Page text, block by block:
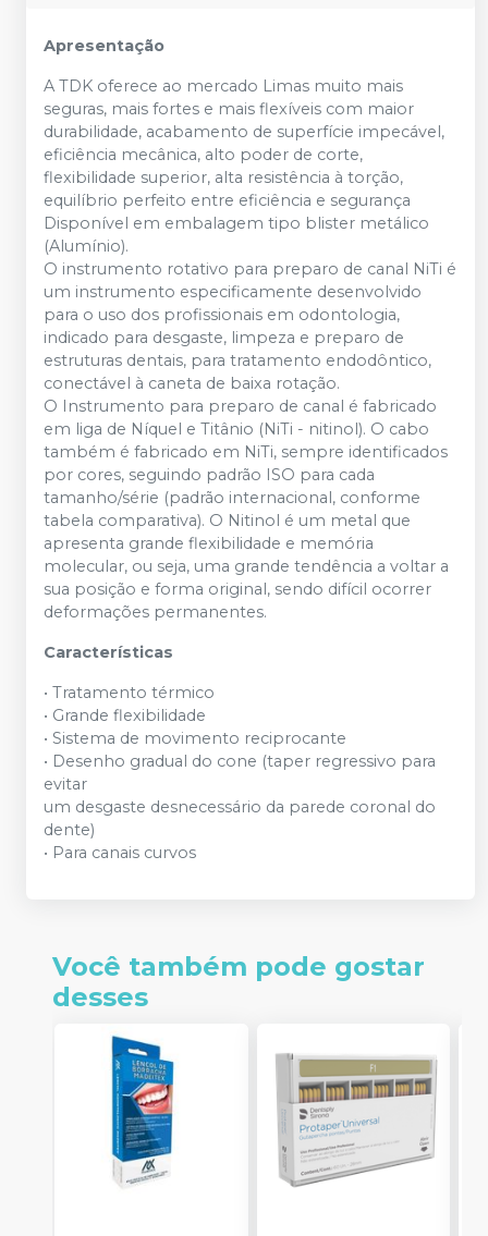
Apresentação
A TDK oferece ao mercado Limas muito mais
seguras, mais fortes e mais flexíveis com maior
durabilidade, acabamento de superfície impecável,
eficiência mecânica, alto poder de corte,
flexibilidade superior, alta resistência à torção,
equilíbrio perfeito entre eficiência e segurança
Disponível em embalagem tipo blister metálico
(Alumínio).
O instrumento rotativo para preparo de canal NiTi é
um instrumento especificamente desenvolvido
para o uso dos profissionais em odontologia,
indicado para desgaste, limpeza e preparo de
estruturas dentais, para tratamento endodôntico,
conectável à caneta de baixa rotação.
O Instrumento para preparo de canal é fabricado
em liga de Níquel e Titânio (NiTi - nitinol). O cabo
também é fabricado em NiTi, sempre identificados
por cores, seguindo padrão ISO para cada
tamanho/série (padrão internacional, conforme
tabela comparativa). O Nitinol é um metal que
apresenta grande flexibilidade e memória
molecular, ou seja, uma grande tendência a voltar a
sua posição e forma original, sendo difícil ocorrer
deformações permanentes.
Características
• Tratamento térmico
• Grande flexibilidade
• Sistema de movimento reciprocante
• Desenho gradual do cone (taper regressivo para
evitar
um desgaste desnecessário da parede coronal do
dente)
• Para canais curvos
Você também pode gostar
desses